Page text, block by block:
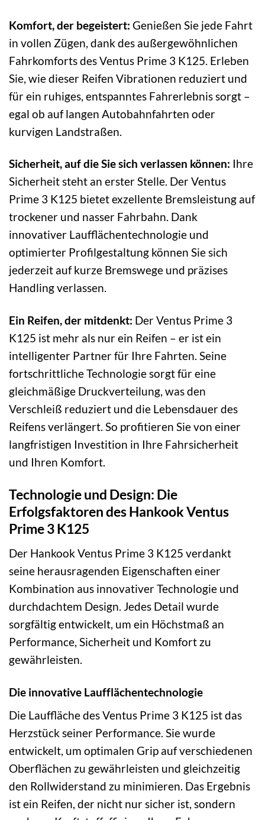
Komfort, der begeistert: Genießen Sie jede Fahrt
in vollen Zügen, dank des außergewöhnlichen
Fahrkomforts des Ventus Prime 3 K125. Erleben
Sie, wie dieser Reifen Vibrationen reduziert und
für ein ruhiges, entspanntes Fahrerlebnis sorgt –
egal ob auf langen Autobahnfahrten oder
kurvigen Landstraßen.
Sicherheit, auf die Sie sich verlassen können: Ihre
Sicherheit steht an erster Stelle. Der Ventus
Prime 3 K125 bietet exzellente Bremsleistung auf
trockener und nasser Fahrbahn. Dank
innovativer Laufflächentechnologie und
optimierter Profilgestaltung können Sie sich
jederzeit auf kurze Bremswege und präzises
Handling verlassen.
Ein Reifen, der mitdenkt: Der Ventus Prime 3
K125 ist mehr als nur ein Reifen – er ist ein
intelligenter Partner für Ihre Fahrten. Seine
fortschrittliche Technologie sorgt für eine
gleichmäßige Druckverteilung, was den
Verschleiß reduziert und die Lebensdauer des
Reifens verlängert. So profitieren Sie von einer
langfristigen Investition in Ihre Fahrsicherheit
und Ihren Komfort.
Technologie und Design: Die
Erfolgsfaktoren des Hankook Ventus
Prime 3 K125
Der Hankook Ventus Prime 3 K125 verdankt
seine herausragenden Eigenschaften einer
Kombination aus innovativer Technologie und
durchdachtem Design. Jedes Detail wurde
sorgfältig entwickelt, um ein Höchstmaß an
Performance, Sicherheit und Komfort zu
gewährleisten.
Die innovative Laufflächentechnologie
Die Lauffläche des Ventus Prime 3 K125 ist das
Herzstück seiner Performance. Sie wurde
entwickelt, um optimalen Grip auf verschiedenen
Oberflächen zu gewährleisten und gleichzeitig
den Rollwiderstand zu minimieren. Das Ergebnis
ist ein Reifen, der nicht nur sicher ist, sondern